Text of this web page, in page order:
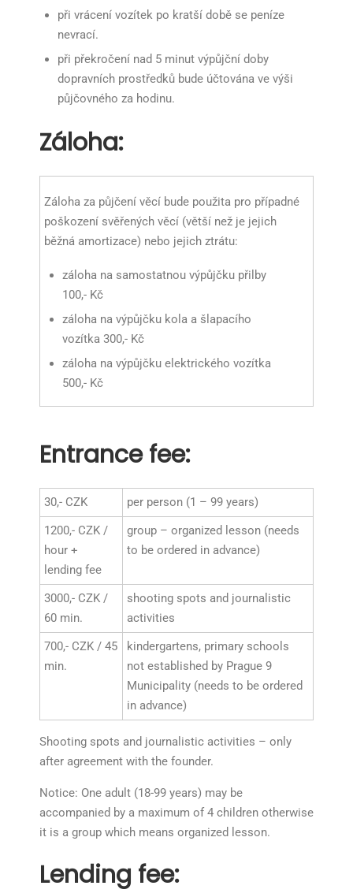
při vrácení vozítek po kratší době se peníze
nevrací.
při překročení nad 5 minut výpůjční doby
dopravních prostředků bude účtována ve výši
půjčovného za hodinu.
Záloha:
Záloha za půjčení věcí bude použita pro případné
poškození svěřených věcí (větší než je jejich
běžná amortizace) nebo jejich ztrátu:
záloha na samostatnou výpůjčku přilby
100,- Kč
záloha na výpůjčku kola a šlapacího
vozítka 300,- Kč
záloha na výpůjčku elektrického vozítka
500,- Kč
Entrance fee:
30,- CZK
per person (1 – 99 years)
1200,- CZK /
hour +
lending fee
group – organized lesson (needs
to be ordered in advance)
3000,- CZK /
60 min.
shooting spots and journalistic
activities
700,- CZK / 45
min.
kindergartens, primary schools
not established by Prague 9
Municipality (needs to be ordered
in advance)
Shooting spots and journalistic activities – only
after agreement with the founder.
Notice: One adult (18-99 years) may be
accompanied by a maximum of 4 children otherwise
it is a group which means organized lesson.
Lending fee: